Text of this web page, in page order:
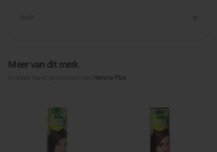
zout 0
Meer van dit merk
Ontdek meer producten van Henna Plus
Toegevoegd
Hennaplus
Colour cream
4 brown
Toegevoegd
Hennaplus
Colour cream
3 dark brown